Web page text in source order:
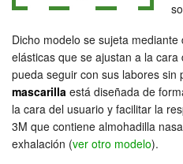
Dicho modelo se sujeta
elásticas que se ajustan a la
pueda seguir con sus labores sin
mascarilla está diseñada de
la cara del usuario y facilitar la
3M que contiene almohadilla
exhalación (ver otro modelo).